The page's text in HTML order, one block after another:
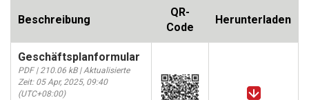
Beschreibung
QR-
Code
Herunterladen
Geschäftsplanformular
PDF | 210.06 kB | Aktualisierte
Zeit: 05 Apr, 2025, 09:40
(UTC+08:00)